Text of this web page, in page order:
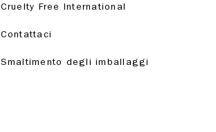
Cruelty Free International
Contattaci
Smaltimento degli imballaggi